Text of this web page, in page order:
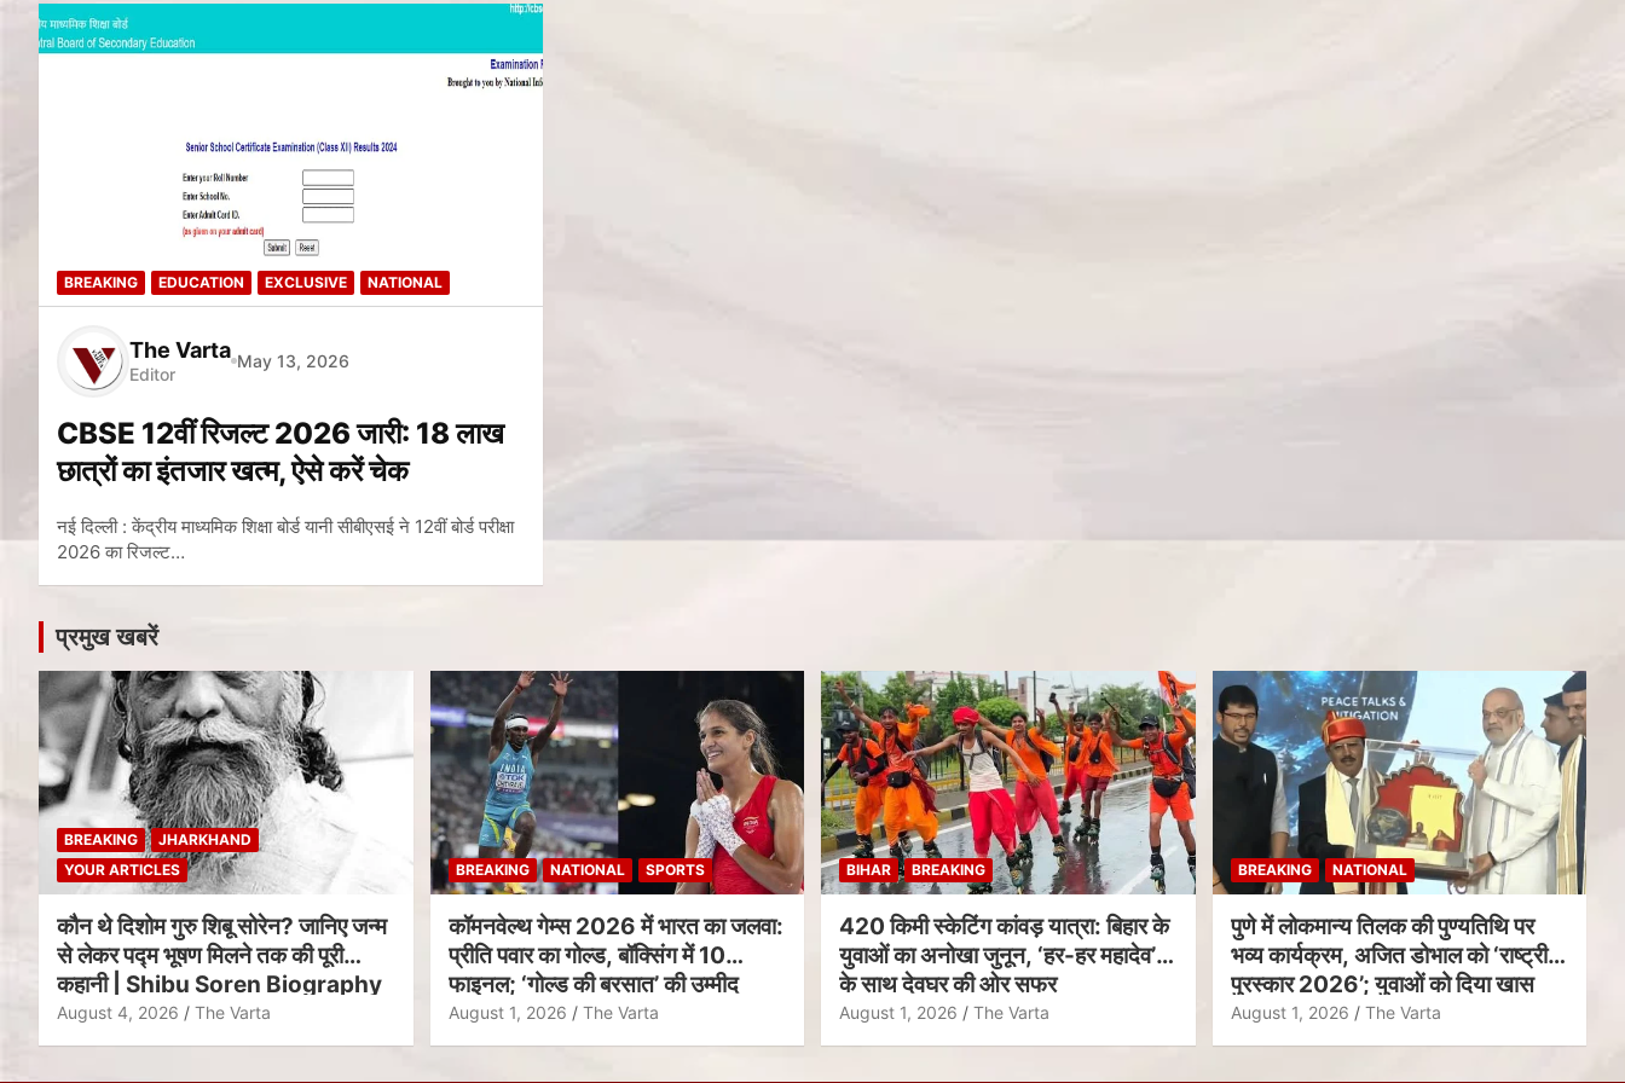
BREAKING EDUCATION EXCLUSIVE NATIONAL
The Varta
Editor
May 13, 2026
CBSE 12वीं रिजल्ट 2026 जारी: 18 लाख
छात्रों का इंतजार खत्म, ऐसे करें चेक
नई दिल्ली : केंद्रीय माध्यमिक शिक्षा बोर्ड यानी सीबीएसई ने 12वीं बोर्ड परीक्षा
2026 का रिजल्ट…
प्रमुख खबरें
BREAKING
JHARKHAND
YOUR ARTICLES
कौन थे दिशोम गुरु शिबू सोरेन? जानिए जन्म
से लेकर पद्म भूषण मिलने तक की पूरी
कहानी | Shibu Soren Biography
August 4, 2026 The Varta
BREAKING NATIONAL SPORTS
कॉमनवेल्थ गेम्स 2026 में भारत का जलवा:
प्रीति पवार का गोल्ड, बॉक्सिंग में 10
फाइनल; ‘गोल्ड की बरसात’ की उम्मीद
August 1, 2026 The Varta
BIHAR BREAKING
420 किमी स्केटिंग कांवड़ यात्रा: बिहार के
युवाओं का अनोखा जुनून, ‘हर-हर महादेव’
के साथ देवघर की ओर सफर
August 1, 2026 The Varta
BREAKING NATIONAL
पुणे में लोकमान्य तिलक की पुण्यतिथि पर
भव्य कार्यक्रम, अजित डोभाल को ‘राष्ट्रीय
पुरस्कार 2026’; युवाओं को दिया खास
संदेश
August 1, 2026 The Varta